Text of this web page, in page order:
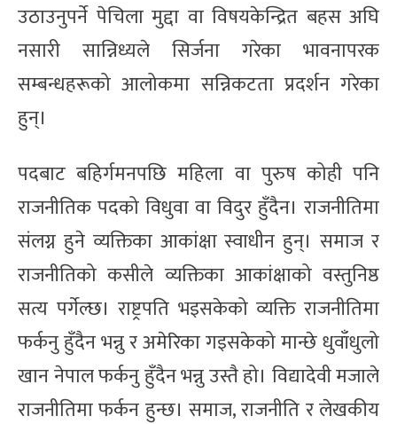
उठाउनुपर्ने पेचिला मुद्दा वा विषयकेन्द्रित बहस अघि
नसारी सान्निध्यले सिर्जना गरेका भावनापरक
सम्बन्धहरूको आलोकमा सन्निकटता प्रदर्शन गरेका
हुन्।
पदबाट बहिर्गमनपछि महिला वा पुरुष कोही पनि
राजनीतिक पदको विधुवा वा विदुर हुँदैन। राजनीतिमा
संलग्न हुने व्यक्तिका आकांक्षा स्वाधीन हुन्। समाज र
राजनीतिको कसीले व्यक्तिका आकांक्षाको वस्तुनिष्ठ
सत्य पर्गेल्छ। राष्ट्रपति भइसकेको व्यक्ति राजनीतिमा
फर्कनु हुँदैन भन्नु र अमेरिका गइसकेको मान्छे धुवाँधुलो
खान नेपाल फर्कनु हुँदैन भन्नु उस्तै हो। विद्यादेवी मजाले
राजनीतिमा फर्कन हुन्छ। समाज, राजनीति र लेखकीय